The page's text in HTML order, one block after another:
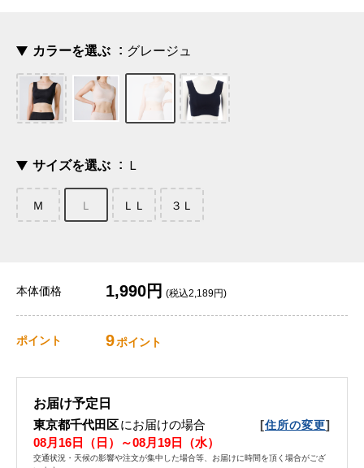
カラーを選ぶ グレージュ
サイズを選ぶ Ｌ
Ｍ Ｌ ＬＬ ３Ｌ
本体価格 1,990円 (税込2,189円)
ポイント 9ポイント
お届け予定日
東京都千代田区にお届けの場合 [住所の変更]
08月16日（日）～08月19日（水）
交通状況・天候の影響や注文が集中した場合等、お届けに時間を頂く場合がござ